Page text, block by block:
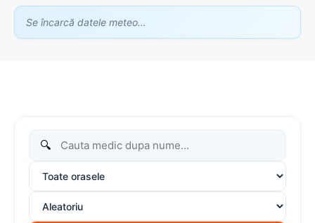
Se încarcă datele meteo…
🔍